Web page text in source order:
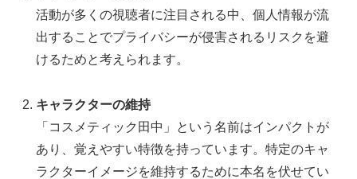
活動が多くの視聴者に注目される中、個人情報が流
出することでプライバシーが侵害されるリスクを避
けるためと考えられます。
キャラクターの維持
「コスメティック田中」という名前はインパクトが
あり、覚えやすい特徴を持っています。特定のキャ
ラクターイメージを維持するために本名を伏せてい